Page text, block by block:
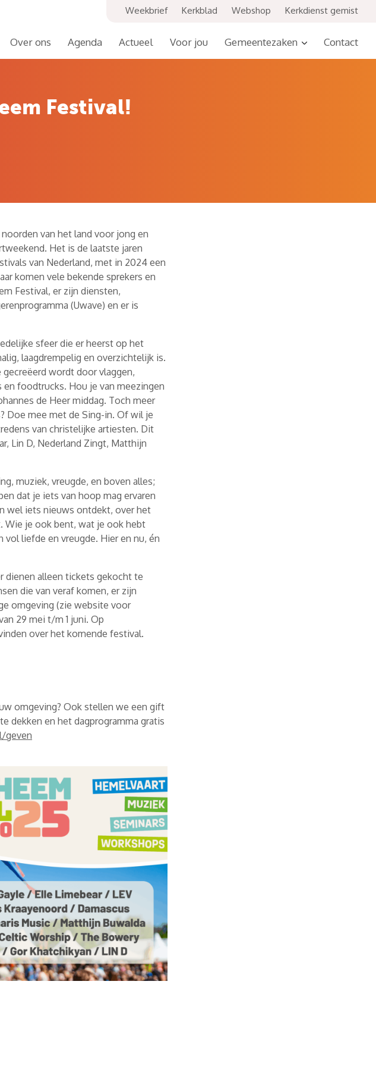
Over ons Agenda Actueel Voor jou Gemeentezaken Contact
Weekbrief Kerkblad Webshop Kerkdienst gemist
Festival!
van het land voor jong en
Het is de laatste jaren
van Nederland, met in 2024 een
komen vele bekende sprekers en
Festival, er zijn diensten,
(Uwave) en er is
sfeer die er heerst op het
laagdrempelig en overzichtelijk is.
wordt door vlaggen,
foodtrucks. Hou je van meezingen
de Heer middag. Toch meer
Doe mee met de Sing-in. Of wil je
van christelijke artiesten. Dit
Lin D, Nederland Zingt, Matthijn
muziek, vreugde, en boven alles;
dat je iets van hoop mag ervaren
wel iets nieuws ontdekt, over het
Wie je ook bent, wat je ook hebt
vol liefde en vreugde. Hier en nu, én
dienen alleen tickets gekocht te
die van veraf komen, er zijn
omgeving (zie website voor
29 mei t/m 1 juni. Op
over het komende festival.
omgeving? Ook stellen we een gift
dekken en het dagprogramma gratis
geven